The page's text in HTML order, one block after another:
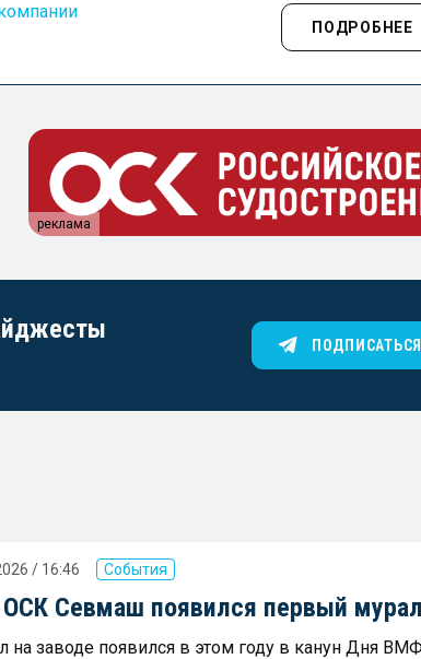
ПОДРОБНЕЕ
реклама
ПОДПИСАТЬСЯ
/ 16:46 События
ОСК Севмаш появился первый мурал
на заводе появился в этом году в канун Дня